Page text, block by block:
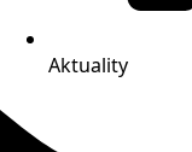
Aktuality